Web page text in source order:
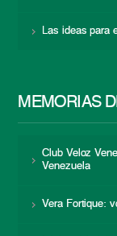
Las ideas para
MEMORIAS
Club Veloz
Venezuela
Vera Fortique: